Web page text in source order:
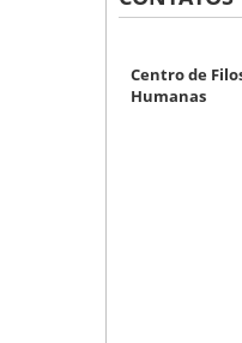
Centro de
Humanas